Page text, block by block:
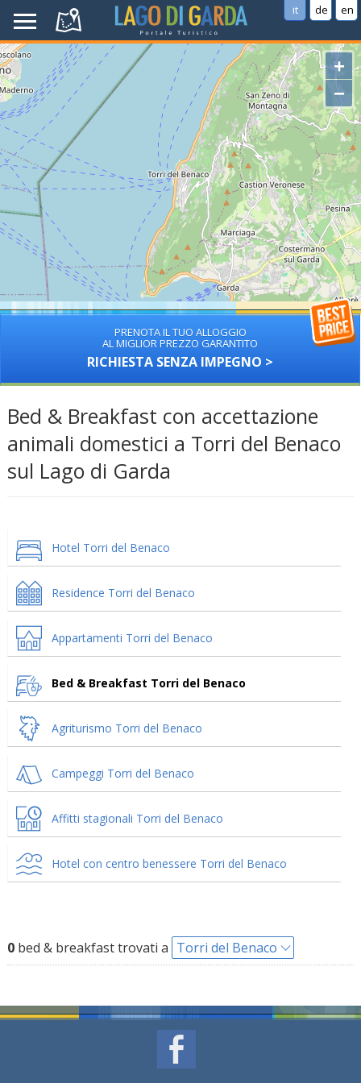
it de en
+
−
PRENOTA IL TUO ALLOGGIO
AL MIGLIOR PREZZO GARANTITO
RICHIESTA SENZA IMPEGNO >
Bed & Breakfast con accettazione
animali domestici a Torri del Benaco
sul Lago di Garda
Hotel Torri del Benaco
Residence Torri del Benaco
Appartamenti Torri del Benaco
Bed & Breakfast Torri del Benaco
Agriturismo Torri del Benaco
Campeggi Torri del Benaco
Affitti stagionali Torri del Benaco
Hotel con centro benessere Torri del Benaco
0bed & breakfast trovati a Torri del Benaco